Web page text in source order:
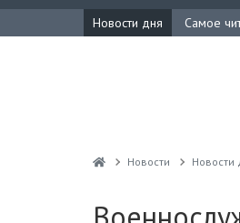
Новости дня
Самое
Новости Новости